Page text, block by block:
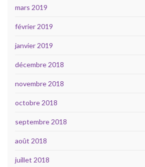
mars 2019
février 2019
janvier 2019
décembre 2018
novembre 2018
octobre 2018
septembre 2018
août 2018
juillet 2018